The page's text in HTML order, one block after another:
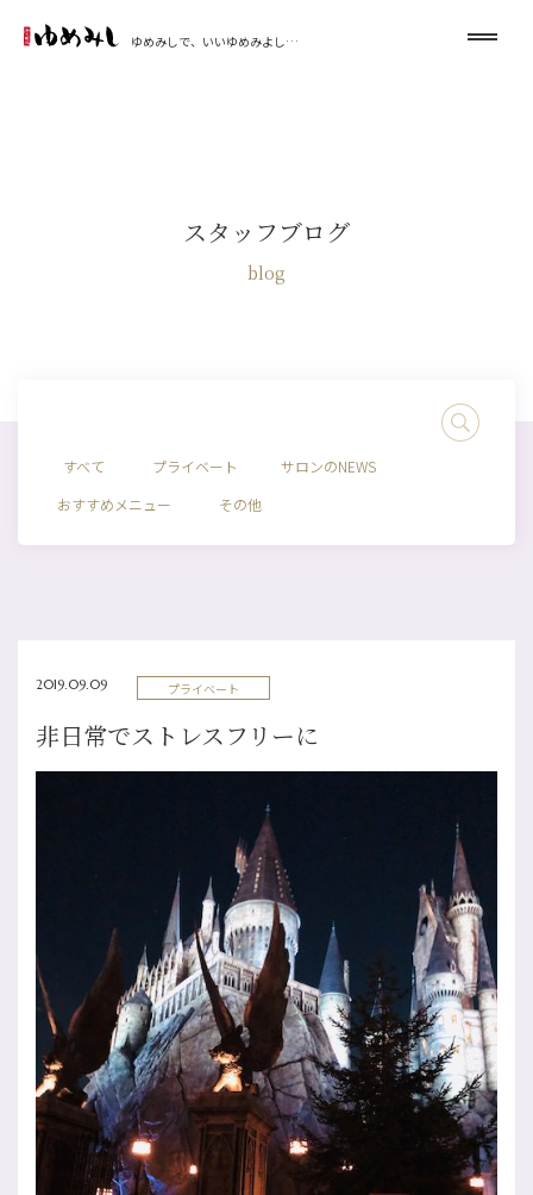
ゆめみしで、いいゆめみよし…
スタッフブログ
blog
すべて プライベート
サロンのNEWS
おすすめメニュー
その他
2019.09.09 プライベート
非日常でストレスフリーに